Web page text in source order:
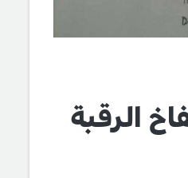
الرقبة